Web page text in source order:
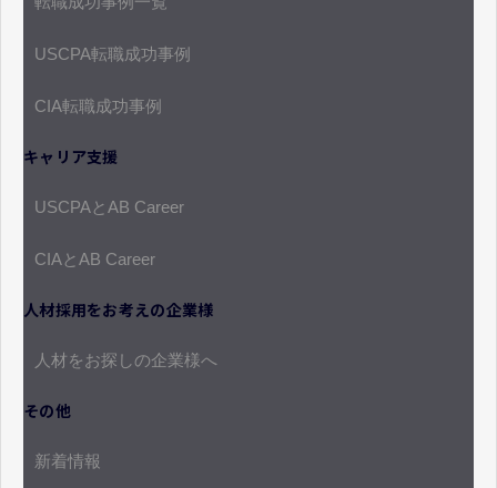
USCPA転職成功事例
CIA転職成功事例
キャリア支援
USCPAとAB Career
CIAとAB Career
人材採用をお考えの企業様
人材をお探しの企業様へ
その他
新着情報